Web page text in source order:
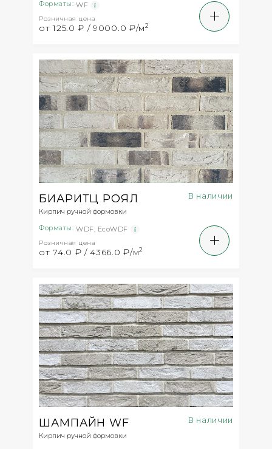
Форматы: WF
Розничная цена
от 125.0 ₽ / 9000.0 ₽/м2
БИАРИТЦ РОЯЛ
Кирпич ручной формовки
В наличии
Форматы: WDF, EcoWDF
Розничная цена
от 74.0 ₽ / 4366.0 ₽/м2
ШАМПАЙН WF
Кирпич ручной формовки
В наличии